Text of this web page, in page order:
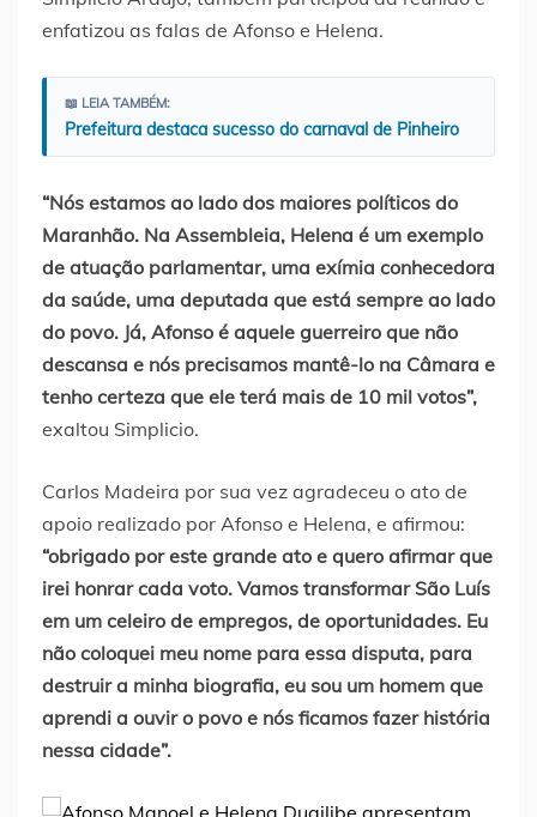
enfatizou as falas de Afonso e Helena.
📖 LEIA TAMBÉM:
Prefeitura destaca sucesso do carnaval de Pinheiro
“Nós estamos ao lado dos maiores políticos do
Maranhão. Na Assembleia, Helena é um exemplo
de atuação parlamentar, uma exímia conhecedora
da saúde, uma deputada que está sempre ao lado
do povo. Já, Afonso é aquele guerreiro que não
descansa e nós precisamos mantê-lo na Câmara e
tenho certeza que ele terá mais de 10 mil votos”,
exaltou Simplicio.
Carlos Madeira por sua vez agradeceu o ato de
apoio realizado por Afonso e Helena, e afirmou:
“obrigado por este grande ato e quero afirmar que
irei honrar cada voto. Vamos transformar São Luís
em um celeiro de empregos, de oportunidades. Eu
não coloquei meu nome para essa disputa, para
destruir a minha biografia, eu sou um homem que
aprendi a ouvir o povo e nós ficamos fazer história
nessa cidade”.